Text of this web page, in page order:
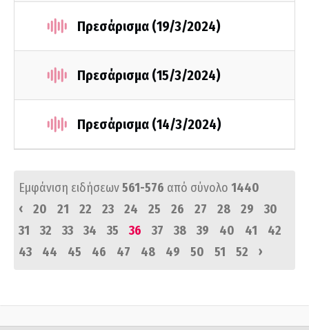
Πρεσάρισμα (19/3/2024)
Πρεσάρισμα (15/3/2024)
Πρεσάρισμα (14/3/2024)
Εμφάνιση ειδήσεων561-576 από σύνολο 1440
‹
20 21 22 23 24 25 26 27 28 29
30
31
32 33 34 35 36 37 38 39 40 41
42
43
44 45 46 47 48 49 50 51 52 ›